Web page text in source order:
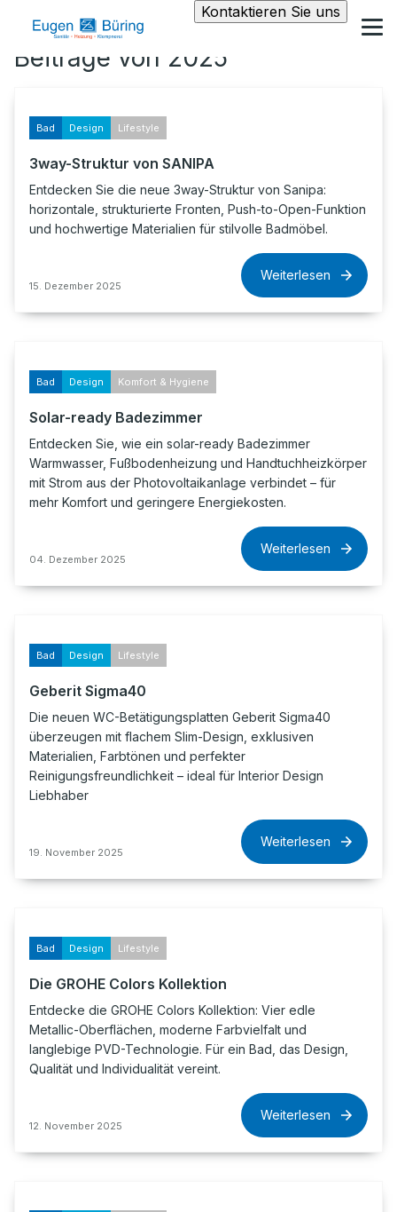
Kontaktieren Sie uns
Beiträge von 2025
Bad Design Lifestyle
3way-Struktur von SANIPA
Entdecken Sie die neue 3way-Struktur von Sanipa:
horizontale, strukturierte Fronten, Push-to-Open-Funktion
und hochwertige Materialien für stilvolle Badmöbel.
15. Dezember 2025
Weiterlesen
Bad Design Komfort & Hygiene
Solar-ready Badezimmer
Entdecken Sie, wie ein solar-ready Badezimmer
Warmwasser, Fußbodenheizung und Handtuchheizkörper
mit Strom aus der Photovoltaikanlage verbindet – für
mehr Komfort und geringere Energiekosten.
04. Dezember 2025
Weiterlesen
Bad Design Lifestyle
Geberit Sigma40
Die neuen WC-Betätigungsplatten Geberit Sigma40
überzeugen mit flachem Slim-Design, exklusiven
Materialien, Farbtönen und perfekter
Reinigungsfreundlichkeit – ideal für Interior Design
Liebhaber
19. November 2025
Weiterlesen
Bad Design Lifestyle
Die GROHE Colors Kollektion
Entdecke die GROHE Colors Kollektion: Vier edle
Metallic-Oberflächen, moderne Farbvielfalt und
langlebige PVD-Technologie. Für ein Bad, das Design,
Qualität und Individualität vereint.
12. November 2025
Weiterlesen